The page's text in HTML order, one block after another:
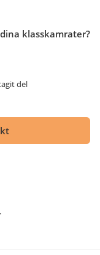
klasskamrater?
del